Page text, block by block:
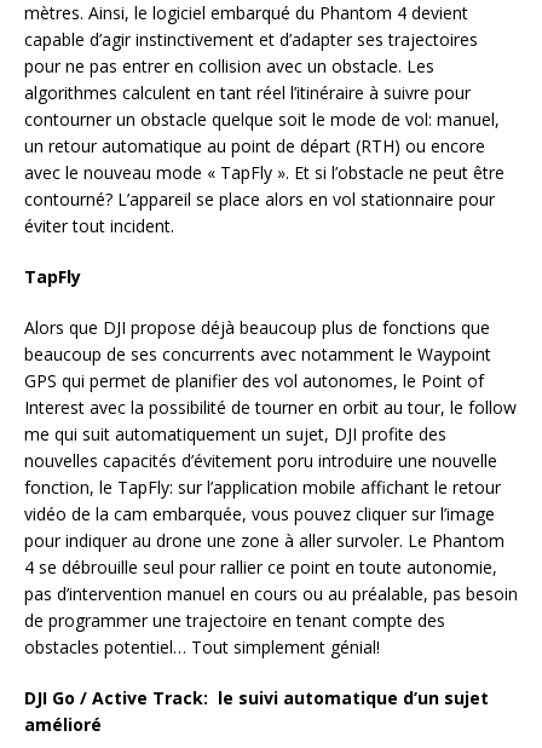
mètres. Ainsi, le logiciel embarqué du Phantom 4 devient
capable d’agir instinctivement et d’adapter ses trajectoires
pour ne pas entrer en collision avec un obstacle. Les
algorithmes calculent en tant réel l’itinéraire à suivre pour
contourner un obstacle quelque soit le mode de vol: manuel,
un retour automatique au point de départ (RTH) ou encore
avec le nouveau mode « TapFly ». Et si l’obstacle ne peut être
contourné? L’appareil se place alors en vol stationnaire pour
éviter tout incident.
TapFly
Alors que DJI propose déjà beaucoup plus de fonctions que
beaucoup de ses concurrents avec notamment le Waypoint
GPS qui permet de planifier des vol autonomes, le Point of
Interest avec la possibilité de tourner en orbit au tour, le follow
me qui suit automatiquement un sujet, DJI profite des
nouvelles capacités d’évitement poru introduire une nouvelle
fonction, le TapFly: sur l’application mobile affichant le retour
vidéo de la cam embarquée, vous pouvez cliquer sur l’image
pour indiquer au drone une zone à aller survoler. Le Phantom
4 se débrouille seul pour rallier ce point en toute autonomie,
pas d’intervention manuel en cours ou au préalable, pas besoin
de programmer une trajectoire en tenant compte des
obstacles potentiel… Tout simplement génial!
DJI Go / Active Track: le suivi automatique d’un sujet
amélioré